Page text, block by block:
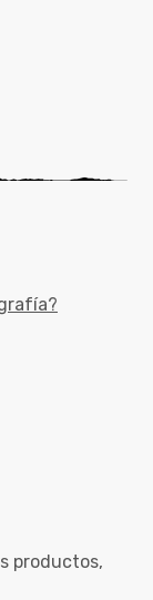
productos,